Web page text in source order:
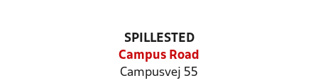
SPILLESTED
Campus Road
Campusvej 55